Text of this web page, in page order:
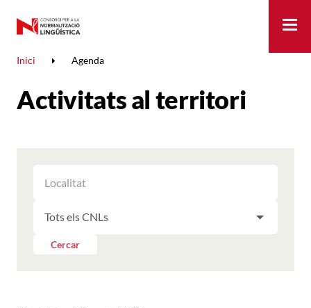
Inici Agenda
Activitats al territori
ELS
RESULTATS
LES
PER
LES
Cercar